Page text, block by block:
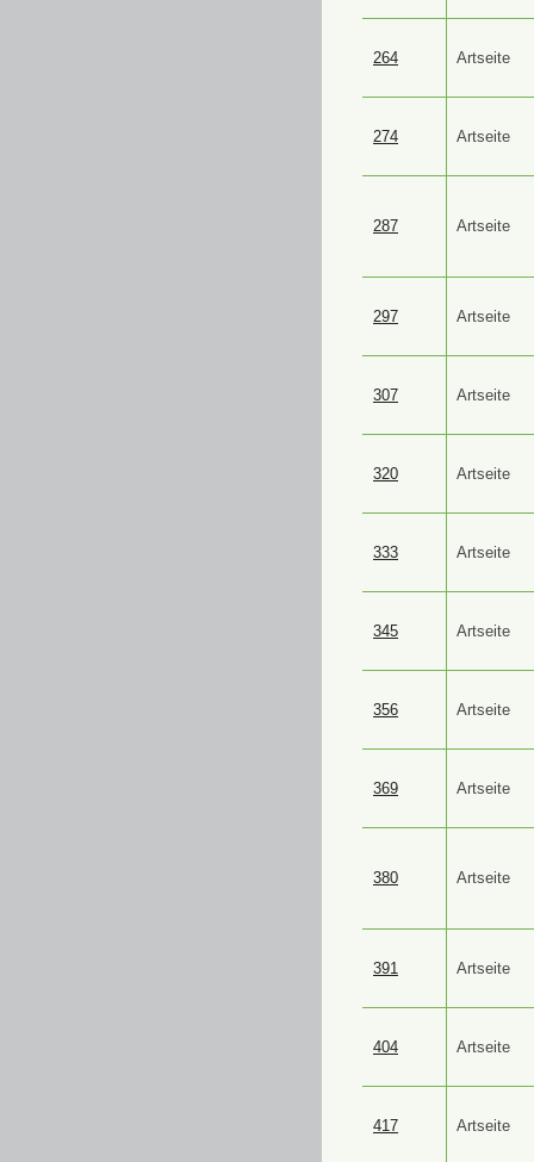
264 Artseite
274 Artseite
287 Artseite
297 Artseite
307 Artseite
320 Artseite
333 Artseite
345 Artseite
356 Artseite
369 Artseite
380 Artseite
391 Artseite
404 Artseite
417 Artseite